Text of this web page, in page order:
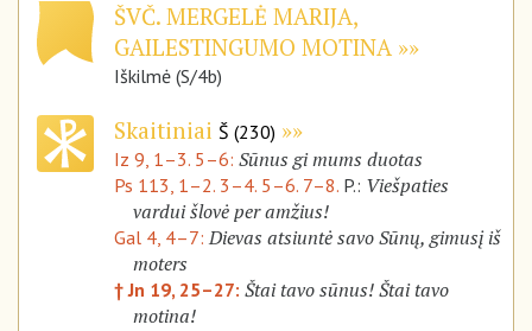
ŠVČ. MERGELĖ MARIJA,
GAILESTINGUMO MOTINA
Iškilmė (S/4b)
Skaitiniai Š (230)
Iz 9, 1–3. 5–6: Sūnus gi mums duotas
Ps 113, 1–2. 3–4. 5–6. 7–8. P.: Viešpaties
vardui šlovė per amžius!
Gal 4, 4–7:Dievas atsiuntė savo Sūnų, gimusį iš
moters
† Jn 19, 25–27: Štai tavo sūnus! Štai tavo
motina!